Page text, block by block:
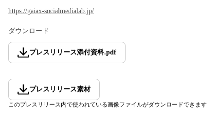
https://gaiax-socialmedialab.jp/
ダウンロード
プレスリリース添付資料.pdf
プレスリリース素材
このプレスリリース内で使われている画像ファイルがダウンロードできます